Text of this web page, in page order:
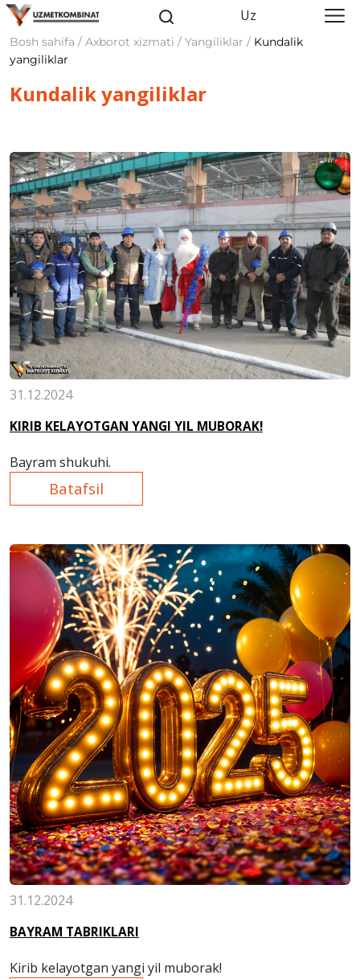
Uz
Bosh sahifa / Axborot xizmati / Yangiliklar / Kundalik
yangiliklar
Kundalik yangiliklar
31.12.2024
KIRIB KELAYOTGAN YANGI YIL MUBORAK!
Bayram shukuhi.
Batafsil
31.12.2024
BAYRAM TABRIKLARI
Kirib kelayotgan yangi yil muborak!